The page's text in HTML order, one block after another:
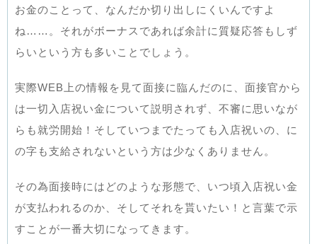
お金のことって、なんだか切り出しにくいんですよ
ね……。それがボーナスであれば余計に質疑応答もしず
らいという方も多いことでしょう。
実際WEB上の情報を見て面接に臨んだのに、面接官から
は一切入店祝い金について説明されず、不審に思いなが
らも就労開始！そしていつまでたっても入店祝いの、に
の字も支給されないという方は少なくありません。
その為面接時にはどのような形態で、いつ頃入店祝い金
が支払われるのか、そしてそれを貰いたい！と言葉で示
すことが一番大切になってきます。